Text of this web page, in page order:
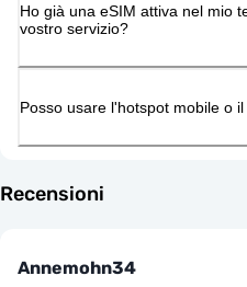
Ho già una eSIM attiva nel mio
vostro servizio?
Posso usare l'hotspot mobile o
Recensioni
Annemohn34